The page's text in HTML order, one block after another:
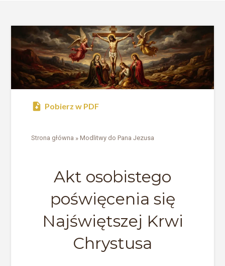
Pobierz w PDF
Strona główna »Modlitwy do Pana Jezusa
Akt osobistego
poświęcenia się
Najświętszej Krwi
Chrystusa